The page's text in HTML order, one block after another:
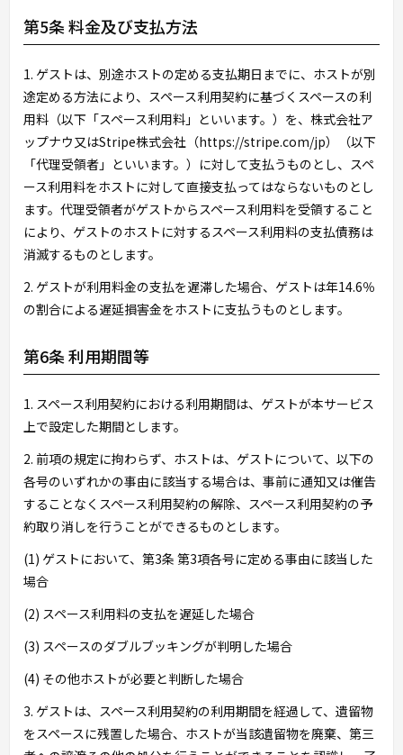
第5条 料金及び支払方法
1. ゲストは、別途ホストの定める支払期日までに、ホストが別
途定める方法により、スペース利用契約に基づくスペースの利
用料（以下「スペース利用料」といいます。）を、株式会社ア
ップナウ又はStripe株式会社（https://stripe.com/jp）（以下
「代理受領者」といいます。）に対して支払うものとし、スペ
ース利用料をホストに対して直接支払ってはならないものとし
ます。代理受領者がゲストからスペース利用料を受領すること
により、ゲストのホストに対するスペース利用料の支払債務は
消滅するものとします。
2. ゲストが利用料金の支払を遅滞した場合、ゲストは年14.6％
の割合による遅延損害金をホストに支払うものとします。
第6条 利用期間等
1. スペース利用契約における利用期間は、ゲストが本サービス
上で設定した期間とします。
2. 前項の規定に拘わらず、ホストは、ゲストについて、以下の
各号のいずれかの事由に該当する場合は、事前に通知又は催告
することなくスペース利用契約の解除、スペース利用契約の予
約取り消しを行うことができるものとします。
(1) ゲストにおいて、第3条 第3項各号に定める事由に該当した
場合
(2) スペース利用料の支払を遅延した場合
(3) スペースのダブルブッキングが判明した場合
(4) その他ホストが必要と判断した場合
3. ゲストは、スペース利用契約の利用期間を経過して、遺留物
をスペースに残置した場合、ホストが当該遺留物を廃棄、第三